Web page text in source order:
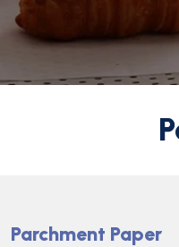
Parchment Paper